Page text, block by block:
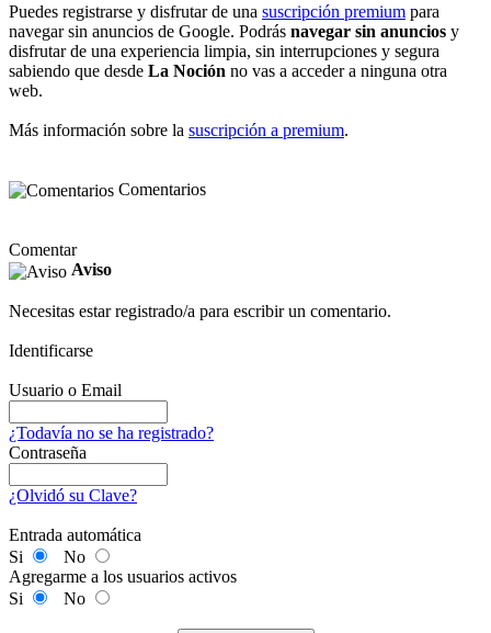
Puedes registrarse y disfrutar de una suscripción premium para
navegar sin anuncios de Google. Podrás navegar sin anuncios y
disfrutar de una experiencia limpia, sin interrupciones y segura
sabiendo que desde La Noción no vas a acceder a ninguna otra
web.
Más información sobre la suscripción a premium.
Comentarios
Comentar
Aviso
Necesitas estar registrado/a para escribir un comentario.
Identificarse
Usuario o Email
¿Todavía no se ha registrado?
Contraseña
¿Olvidó su Clave?
Entrada automática
Si
No
Agregarme a los usuarios activos
Si
No